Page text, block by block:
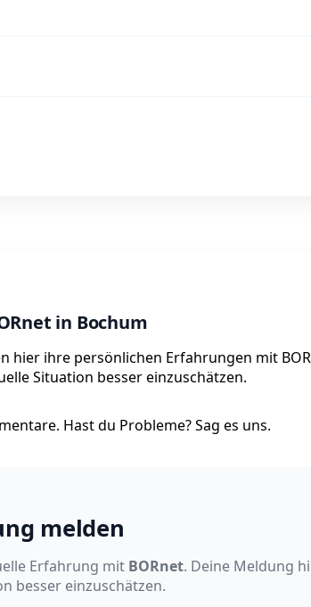
in Bochum
hier ihre persönlichen Erfahrungen mit
Situation besser einzuschätzen.
Hast du Probleme? Sag es uns.
melden
Erfahrung mit BORnet. Deine Meldung
besser einzuschätzen.